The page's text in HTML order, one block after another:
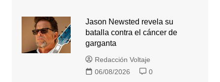
Jason Newsted revela su
batalla contra el cáncer de
garganta
Redacción Voltaje
06/08/2026
0